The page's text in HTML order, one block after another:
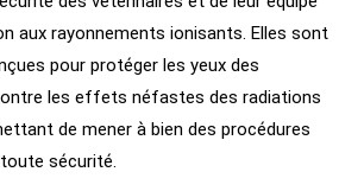
aux rayonnements ionisants. Elles sont
pour protéger les yeux des
les effets néfastes des radiations
de mener à bien des procédures
sécurité.